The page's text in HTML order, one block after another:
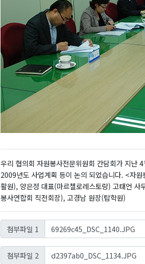
우리 협의회 자원봉사전문위원회 간담회가 지난
2009년도 사업계획 등이 논의 되었습니다. <자
활원), 양은정 대표(마르첼로레스토랑) 고태언
봉사연합회 직전회장), 고경남 원장(탑학원)
첨부파일 1 69269c45_DSC_1140.JPG
첨부파일 2 d2397ab0_DSC_1134.JPG